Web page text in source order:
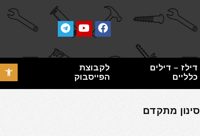
פתח
דילז – דילים
כלליים
לקבוצת
הפייסבוק
סינון מתקדם